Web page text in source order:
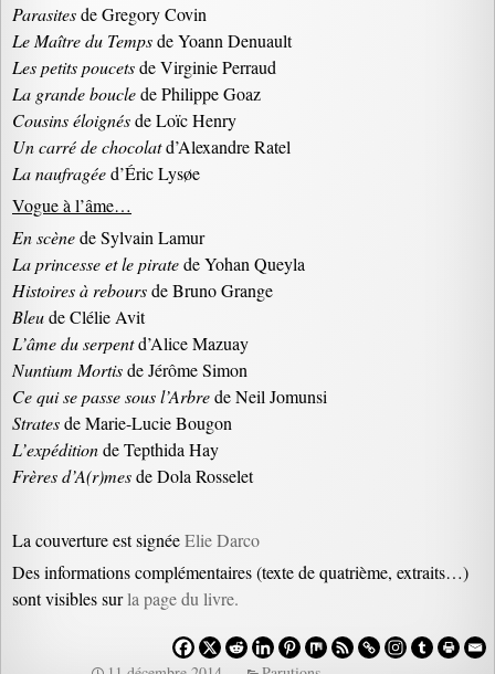
Parasitesde Gregory Covin
Le Maître du Tempsde Yoann Denuault
Les petits poucetsde Virginie Perraud
La grande bouclede Philippe Goaz
Cousins éloignésde Loïc Henry
Un carré de chocolatd’Alexandre Ratel
La naufragéed’Éric Lysøe
Vogue à l’âme…
En scènede Sylvain Lamur
La princesse et le piratede Yohan Queyla
Histoires à reboursde Bruno Grange
Bleude Clélie Avit
L’âme du serpentd’Alice Mazuay
Nuntium Mortisde Jérôme Simon
Ce qui se passe sous l’Arbrede Neil Jomunsi
Stratesde Marie-Lucie Bougon
L’expéditionde Tepthida Hay
Frères d’A(r)mesde Dola Rosselet
La couverture est signéeElie Darco
Des informations complémentaires (texte de quatrième, extraits…)
sont visibles surla page du livre.